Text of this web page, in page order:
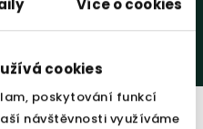
Více o cookies
cookies
poskytování funkcí
návštěvnosti využíváme